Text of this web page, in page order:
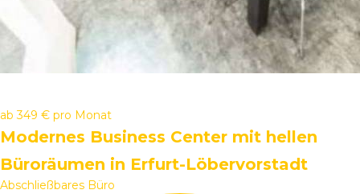
ab 349 € pro Monat
Modernes Business Center mit hellen
Büroräumen in Erfurt-Löbervorstadt
Abschließbares Büro